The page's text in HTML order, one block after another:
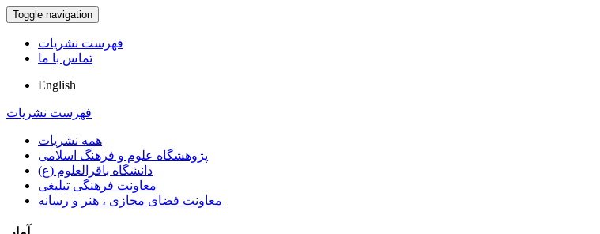
Toggle navigation
فهرست نشریات
تماس با ما
English
فهرست نشریات
همه نشریات
پژوهشگاه علوم و فرهنگ اسلامی
دانشگاه باقرالعلوم (ع)
معاونت فرهنگی تبلیغی
معاونت فضای مجازی ، هنر و رسانه